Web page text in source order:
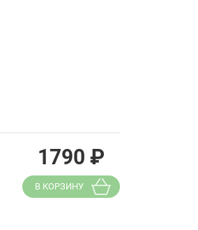
1790 ₽
В КОРЗИНУ